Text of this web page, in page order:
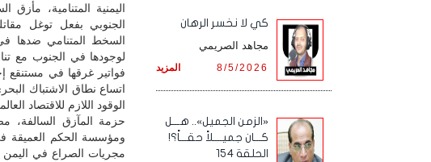
اليمنية المتنامية،
الجنوبي بفعل توغل
السخط المتنامي ضدها
لوجودها في الجنوب مع
فواتير غرقها في مستنقع
الوقود اللازم للاقتصاد
حزمة المآزق السالفة،
ومؤسسة الحكم العميقة
مجريات الصراع في
كي لا نخسر الرهان
مجاهد الصريمي
المزيد 8/5/2026
«الزمن الجميل».. هـــل
كـــان جميــــلاً حقـــاً؟!
الحلقة 154